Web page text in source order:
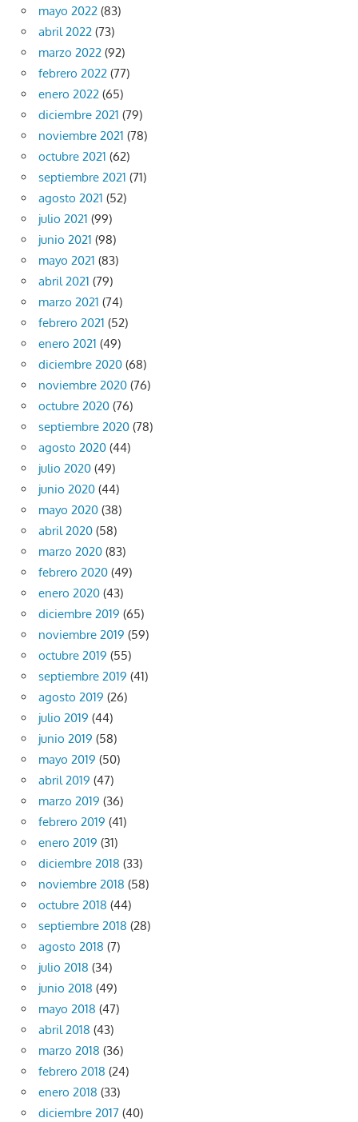
mayo 2022 (83)
abril 2022 (73)
marzo 2022 (92)
febrero 2022 (77)
enero 2022 (65)
diciembre 2021 (79)
noviembre 2021 (78)
octubre 2021 (62)
septiembre 2021 (71)
agosto 2021 (52)
julio 2021 (99)
junio 2021 (98)
mayo 2021 (83)
abril 2021 (79)
marzo 2021 (74)
febrero 2021 (52)
enero 2021 (49)
diciembre 2020 (68)
noviembre 2020 (76)
octubre 2020 (76)
septiembre 2020 (78)
agosto 2020 (44)
julio 2020 (49)
junio 2020 (44)
mayo 2020 (38)
abril 2020 (58)
marzo 2020 (83)
febrero 2020 (49)
enero 2020 (43)
diciembre 2019 (65)
noviembre 2019 (59)
octubre 2019 (55)
septiembre 2019 (41)
agosto 2019 (26)
julio 2019 (44)
junio 2019 (58)
mayo 2019 (50)
abril 2019 (47)
marzo 2019 (36)
febrero 2019 (41)
enero 2019 (31)
diciembre 2018 (33)
noviembre 2018 (58)
octubre 2018 (44)
septiembre 2018 (28)
agosto 2018 (7)
julio 2018 (34)
junio 2018 (49)
mayo 2018 (47)
abril 2018 (43)
marzo 2018 (36)
febrero 2018 (24)
enero 2018 (33)
diciembre 2017 (40)